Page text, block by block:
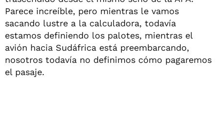
Parece increíble, pero mientras le vamos
sacando lustre a la calculadora, todavía
estamos definiendo los palotes, mientras el
avión hacia Sudáfrica está preembarcando,
nosotros todavía no definimos cómo pagaremos
el pasaje.